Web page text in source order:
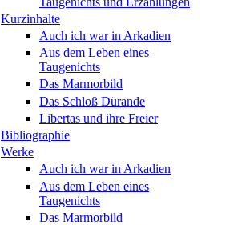
Kurzinhalte
Auch ich war in Arkadien
Aus dem Leben eines
Taugenichts
Das Marmorbild
Das Schloß Dürande
Libertas und ihre Freier
Bibliographie
Werke
Auch ich war in Arkadien
Aus dem Leben eines
Taugenichts
Das Marmorbild